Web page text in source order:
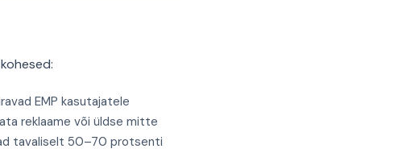
EMP kasutajatele
reklaame või üldse mitte
tavaliselt 50–70 protsenti